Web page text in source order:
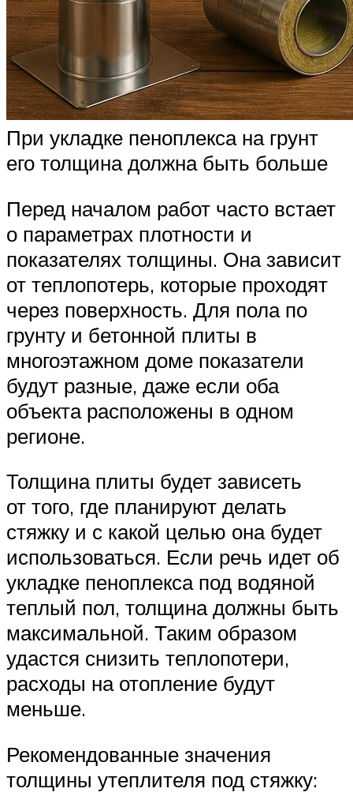
При укладке пеноплекса на грунт
его толщина должна быть больше
Перед началом работ часто встает
о параметрах плотности и
показателях толщины. Она зависит
от теплопотерь, которые проходят
через поверхность. Для пола по
грунту и бетонной плиты в
многоэтажном доме показатели
будут разные, даже если оба
объекта расположены в одном
регионе.
Толщина плиты будет зависеть
от того, где планируют делать
стяжку и с какой целью она будет
использоваться. Если речь идет об
укладке пеноплекса под водяной
теплый пол, толщина должны быть
максимальной. Таким образом
удастся снизить теплопотери,
расходы на отопление будут
меньше.
Рекомендованные значения
толщины утеплителя под стяжку: